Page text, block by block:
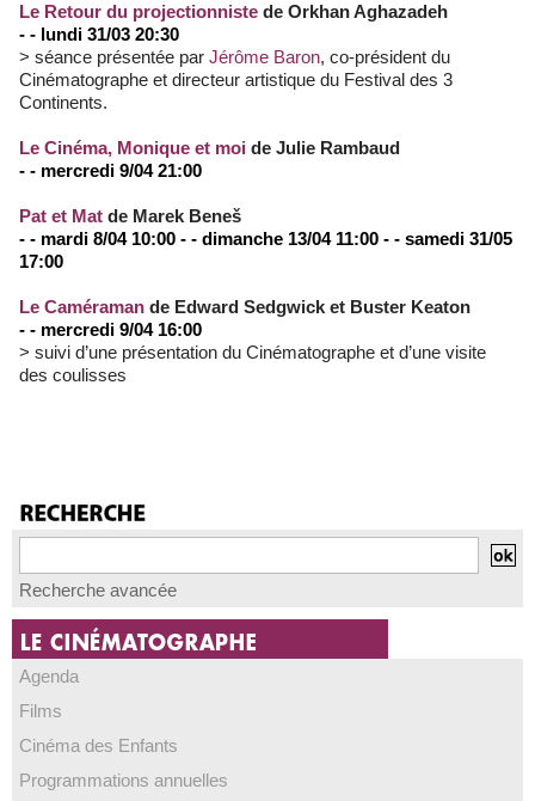
Le Retour du projectionniste de Orkhan Aghazadeh
- - lundi 31/03 20:30
> séance présentée par Jérôme Baron, co-président du
Cinématographe et directeur artistique du Festival des 3
Continents.
Le Cinéma, Monique et moi de Julie Rambaud
- - mercredi 9/04 21:00
Pat et Mat de Marek Beneš
- - mardi 8/04 10:00 - - dimanche 13/04 11:00 - - samedi 31/05
17:00
Le Caméraman de Edward Sedgwick et Buster Keaton
- - mercredi 9/04 16:00
> suivi d’une présentation du Cinématographe et d’une visite
des coulisses
Recherche avancée
Agenda
Films
Cinéma des Enfants
Programmations annuelles